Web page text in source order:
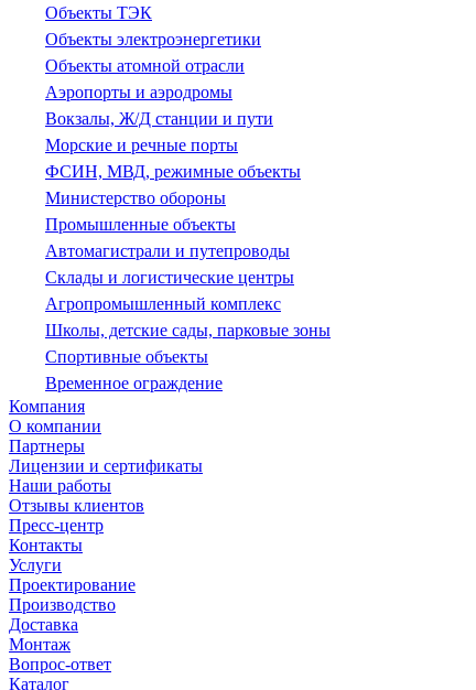
Объекты ТЭК
Объекты электроэнергетики
Объекты атомной отрасли
Аэропорты и аэродромы
Вокзалы, Ж/Д станции и пути
Морские и речные порты
ФСИН, МВД, режимные объекты
Министерство обороны
Промышленные объекты
Автомагистрали и путепроводы
Склады и логистические центры
Агропромышленный комплекс
Школы, детские сады, парковые зоны
Спортивные объекты
Временное ограждение
Компания
О компании
Партнеры
Лицензии и сертификаты
Наши работы
Отзывы клиентов
Пресс-центр
Контакты
Услуги
Проектирование
Производство
Доставка
Монтаж
Вопрос-ответ
Каталог